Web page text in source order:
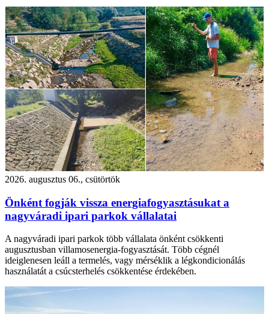
2026. augusztus 06., csütörtök
Önként fogják vissza energiafogyasztásukat a
nagyváradi ipari parkok vállalatai
A nagyváradi ipari parkok több vállalata önként csökkenti
augusztusban villamosenergia-fogyasztását. Több cégnél
ideiglenesen leáll a termelés, vagy mérséklik a légkondicionálás
használatát a csúcsterhelés csökkentése érdekében.